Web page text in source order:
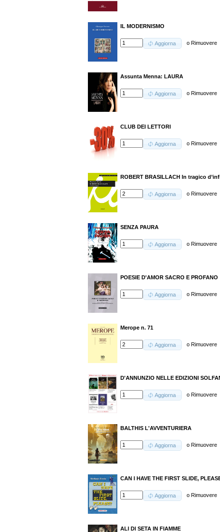
IL MODERNISMO
Aggiorna oRimuovere
Assunta Menna: LAURA
Aggiorna oRimuovere
CLUB DEI LETTORI
Aggiorna oRimuovere
ROBERT BRASILLACH In tragico
Aggiorna oRimuovere
SENZA PAURA
Aggiorna oRimuovere
POESIE D'AMOR SACRO E PROFANO
Aggiorna oRimuovere
Merope n. 71
Aggiorna oRimuovere
D'ANNUNZIO NELLE EDIZIONI
Aggiorna oRimuovere
BALTHIS L'AVVENTURIERA
Aggiorna oRimuovere
CAN I HAVE THE FIRST SLIDE,
Aggiorna oRimuovere
ALI DI SETA IN FIAMME